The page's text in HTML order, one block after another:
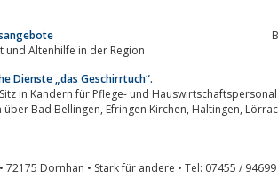
und Altenhilfe in der Region
Dienste „das Geschirrtuch“.
in Kandern für Pflege- und
Kirchen, Haltingen, Lörrach,
Sozialstation Dornhan • Diakonieverein e.V. • Schillerstraße 7 • 72175 Dornhan • Stark für andere • Tel: 07455 /